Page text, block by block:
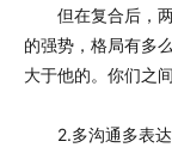
但在复合后，两
的强势，格局有多
大于他的。你们之
2.多沟通多表达